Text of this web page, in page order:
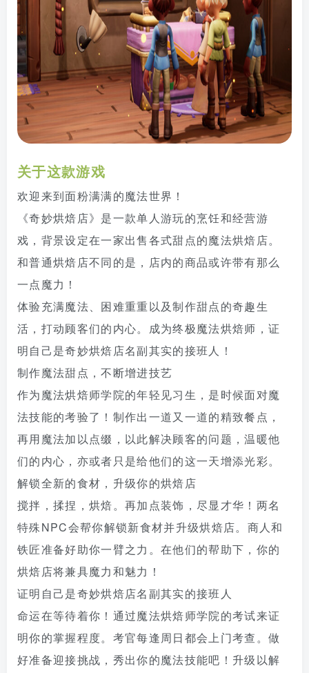
关于这款游戏
欢迎来到面粉满满的魔法世界！
《奇妙烘焙店》是一款单人游玩的烹饪和经营游
戏，背景设定在一家出售各式甜点的魔法烘焙店。
和普通烘焙店不同的是，店内的商品或许带有那么
一点魔力！
体验充满魔法、困难重重以及制作甜点的奇趣生
活，打动顾客们的内心。成为终极魔法烘焙师，证
明自己是奇妙烘焙店名副其实的接班人！
制作魔法甜点，不断增进技艺
作为魔法烘焙师学院的年轻见习生，是时候面对魔
法技能的考验了！制作出一道又一道的精致餐点，
再用魔法加以点缀，以此解决顾客的问题，温暖他
们的内心，亦或者只是给他们的这一天增添光彩。
解锁全新的食材，升级你的烘焙店
搅拌，揉捏，烘焙。再加点装饰，尽显才华！两名
特殊NPC会帮你解锁新食材并升级烘焙店。商人和
铁匠准备好助你一臂之力。在他们的帮助下，你的
烘焙店将兼具魔力和魅力！
证明自己是奇妙烘焙店名副其实的接班人
命运在等待着你！通过魔法烘焙师学院的考试来证
明你的掌握程度。考官每逢周日都会上门考查。做
好准备迎接挑战，秀出你的魔法技能吧！升级以解